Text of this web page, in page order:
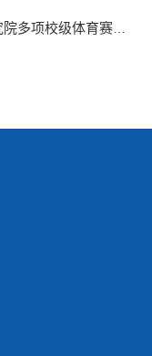
多项校级体育赛事捷